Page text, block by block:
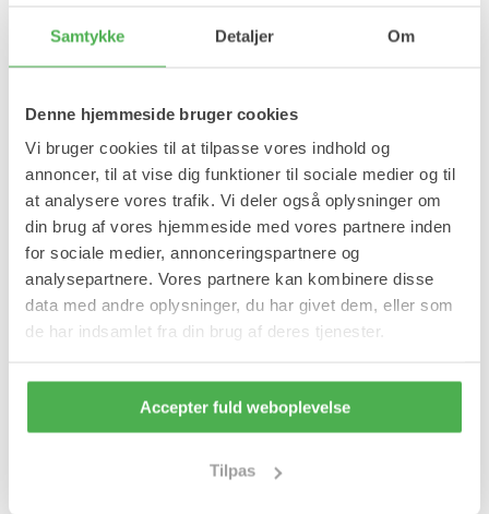
Samtykke Detaljer Om
Denne hjemmeside bruger cookies
Vi bruger cookies til at tilpasse vores indhold og
annoncer, til at vise dig funktioner til sociale medier og til
at analysere vores trafik. Vi deler også oplysninger om
din brug af vores hjemmeside med vores partnere inden
for sociale medier, annonceringspartnere og
analysepartnere. Vores partnere kan kombinere disse
data med andre oplysninger, du har givet dem, eller som
de har indsamlet fra din brug af deres tjenester.
Accepter fuld weboplevelse
Tilpas
Hjertenoter:
Hvid chokolade, cupcake, jasmin, orkidé
Bundnoter:Moskus, iris, trænoter
236 ml Britney Spears Fantasy Fragrance Mist.
Varenummer: 3985
Se mere
Britney Spears
Deodoranter kvinder
Eau de toilette kvinder
Parfume kvinder
Vil du have besked når varen er på lager igen?
lager igen.